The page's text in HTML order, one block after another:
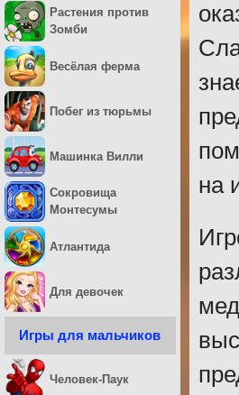
на
Растения против
Зомби
Весёлая ферма
Побег из тюрьмы
Машинка Вилли
Сокровища
Монтесумы
Атлантида
Для девочек
Игры для мальчиков
Человек-Паук